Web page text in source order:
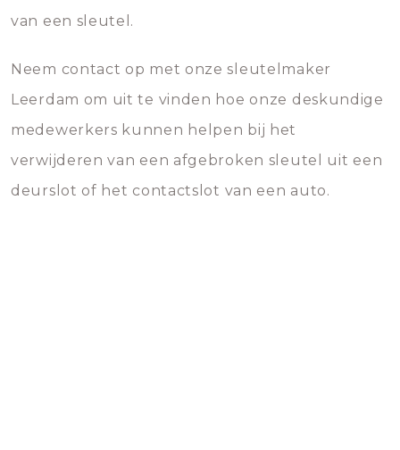
van een sleutel.
Neem contact op met onze sleutelmaker
Leerdam om uit te vinden hoe onze deskundige
medewerkers kunnen helpen bij het
verwijderen van een afgebroken sleutel uit een
deurslot of het contactslot van een auto.